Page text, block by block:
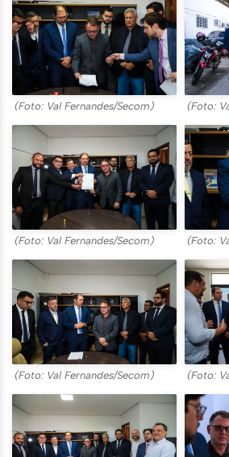
(Foto: Val Fernandes/Secom) (Foto:
(Foto: Val Fernandes/Secom) (Foto:
(Foto: Val Fernandes/Secom) (Foto: